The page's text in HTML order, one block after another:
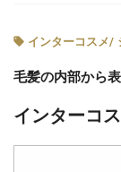
インターコスメ/
毛髪の内部から
インターコ